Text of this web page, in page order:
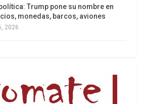
de Carlos Rodríguez ex
de Milei.
¿O sea una maniobra
¿o sobrefacturaciones entre
Trump pone su nombre en
monedas, barcos, aviones
2026